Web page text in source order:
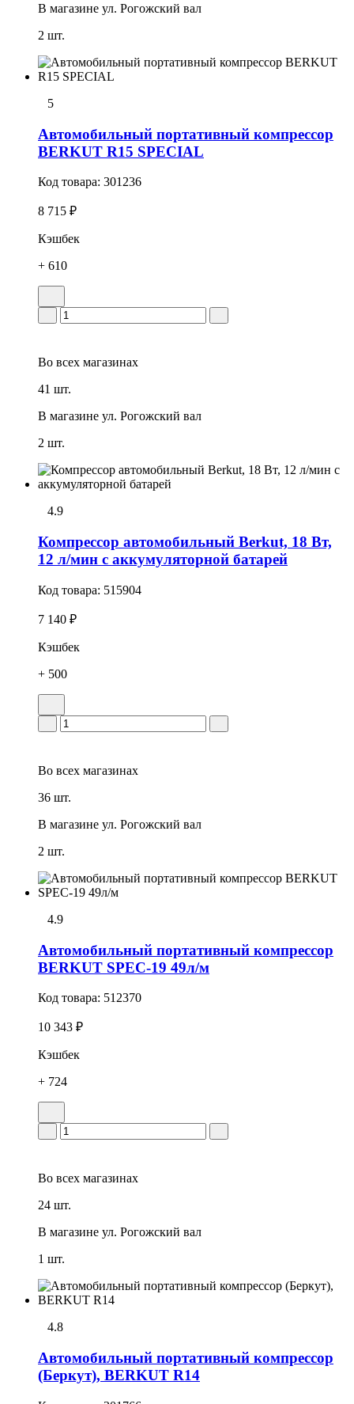
В магазине ул. Рогожский вал
2 шт.
5
Автомобильный портативный компрессор
BERKUT R15 SPECIAL
Код товара: 301236
8 715 ₽
Кэшбек
+ 610
Во всех магазинах
41 шт.
В магазине ул. Рогожский вал
2 шт.
4.9
Компрессор автомобильный Berkut, 18 Вт,
12 л/мин с аккумуляторной батарей
Код товара: 515904
7 140 ₽
Кэшбек
+ 500
Во всех магазинах
36 шт.
В магазине ул. Рогожский вал
2 шт.
4.9
Автомобильный портативный компрессор
BERKUT SPEC-19 49л/м
Код товара: 512370
10 343 ₽
Кэшбек
+ 724
Во всех магазинах
24 шт.
В магазине ул. Рогожский вал
1 шт.
4.8
Автомобильный портативный компрессор
(Беркут), BERKUT R14